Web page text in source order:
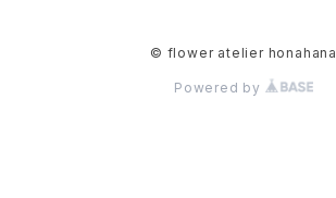
© flower atelier honahana
Powered by